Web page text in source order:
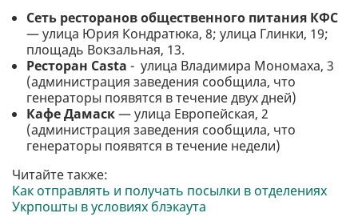
Сеть ресторанов общественного питания КФС
— улица Юрия Кондратюка, 8; улица Глинки, 19;
площадь Вокзальная, 13.
Ресторан Casta - улица Владимира Мономаха, 3
(администрация заведения сообщила, что
генераторы появятся в течение двух дней)
Кафе Дамаск— улица Европейская, 2
(администрация заведения сообщила, что
генераторы появятся в течение недели)
Читайте также:
Как отправлять и получать посылки в отделениях
Укрпошты в условиях блэкаута